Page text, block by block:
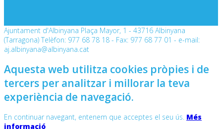
Ajuntament d'Albinyana Plaça Mayor, 1 - 43716 Albinyana
(Tarragona) Telèfon: 977 68 78 18 - Fax: 977 68 77 01 - e-mail:
aj.albinyana@albinyana.cat
Aquesta web utilitza cookies pròpies i de
tercers per analitzar i millorar la teva
experiència de navegació.
En continuar navegant, entenem que acceptes el seu ús. Més
informació